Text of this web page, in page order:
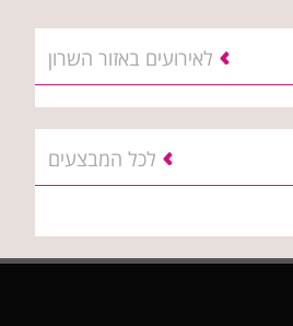
לאירועים באזור השרון
לכל המבצעים